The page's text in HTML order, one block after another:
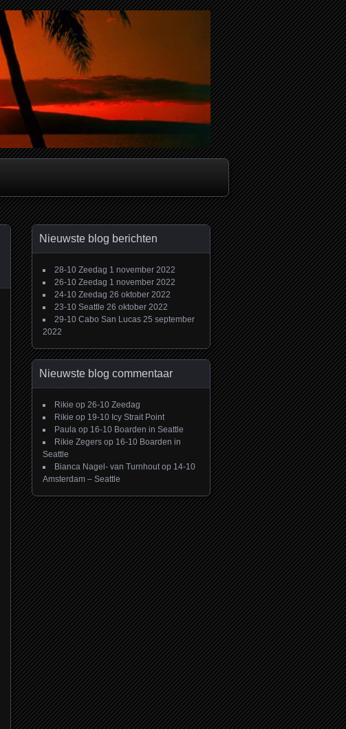
Nieuwste blog berichten
28-10 Zeedag 1 november 2022
26-10 Zeedag 1 november 2022
24-10 Zeedag 26 oktober 2022
23-10 Seattle 26 oktober 2022
29-10 Cabo San Lucas 25 september
2022
Nieuwste blog commentaar
Rikie op 26-10 Zeedag
Rikie op 19-10 Icy Strait Point
Paula op 16-10 Boarden in Seattle
Rikie Zegers op 16-10 Boarden in
Seattle
Bianca Nagel- van Turnhoutop 14-10
Amsterdam – Seattle